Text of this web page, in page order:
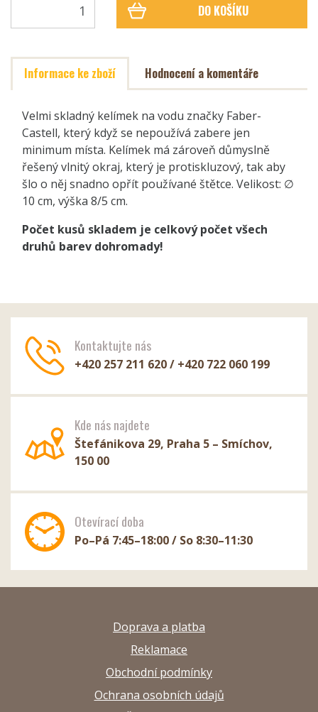
DO KOŠÍKU
Informace ke zboží Hodnocení a komentáře
Velmi skladný kelímek na vodu značky Faber-
Castell, který když se nepoužívá zabere jen
minimum místa. Kelímek má zároveň důmyslně
řešený vlnitý okraj, který je protiskluzový, tak aby
šlo o něj snadno opřít používané štětce. Velikost: ∅
10 cm, výška 8/5 cm.
Počet kusů skladem je celkový počet všech
druhů barev dohromady!
Kontaktujte nás
+420 257 211 620 / +420 722 060 199
Kde nás najdete
Štefánikova 29, Praha 5 – Smíchov,
150 00
Otevírací doba
Po–Pá 7:45–18:00 / So 8:30–11:30
Doprava a platba
Reklamace
Obchodní podmínky
Ochrana osobních údajů